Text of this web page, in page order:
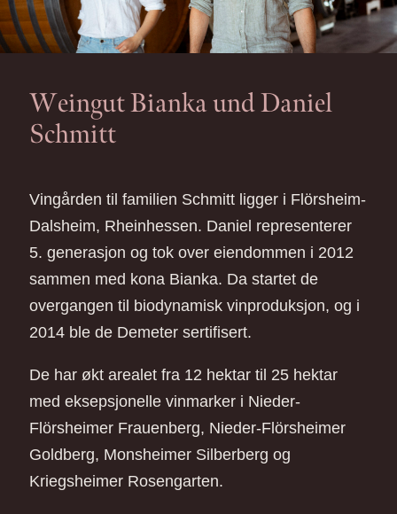
Weingut Bianka und Daniel
Schmitt
Vingården til familien Schmitt ligger i Flörsheim-
Dalsheim, Rheinhessen. Daniel representerer
5. generasjon og tok over eiendommen i 2012
sammen med kona Bianka. Da startet de
overgangen til biodynamisk vinproduksjon, og i
2014 ble de Demeter sertifisert.
De har økt arealet fra 12 hektar til 25 hektar
med eksepsjonelle vinmarker i Nieder-
Flörsheimer Frauenberg, Nieder-Flörsheimer
Goldberg, Monsheimer Silberberg og
Kriegsheimer Rosengarten.